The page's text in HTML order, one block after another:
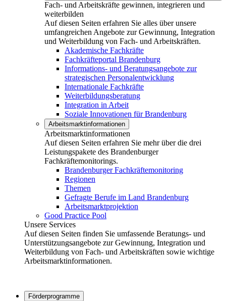
Fach- und Arbeitskräfte gewinnen, integrieren und
weiterbilden
Auf diesen Seiten erfahren Sie alles über unsere
umfangreichen Angebote zur Gewinnung, Integration
und Weiterbildung von Fach- und Arbeitskräften.
Akademische Fachkräfte
Fachkräfteportal Brandenburg
Informations- und Beratungsangebote zur
strategischen Personalentwicklung
Internationale Fachkräfte
Weiterbildungsberatung
Integration in Arbeit
Soziale Innovationen für Brandenburg
Arbeitsmarktinformationen
Arbeitsmarktinformationen
Auf diesen Seiten erfahren Sie mehr über die drei
Leistungspakete des Brandenburger
Fachkräftemonitorings.
Brandenburger Fachkräftemonitoring
Regionen
Themen
Gefragte Berufe im Land Brandenburg
Arbeitsmarktprojektion
Good Practice Pool
Unsere Services
Auf diesen Seiten finden Sie umfassende Beratungs- und
Unterstützungsangebote zur Gewinnung, Integration und
Weiterbildung von Fach- und Arbeitskräften sowie wichtige
Arbeitsmarktinformationen.
Förderprogramme